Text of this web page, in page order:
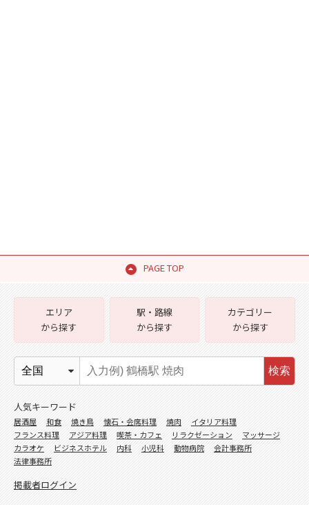
PAGE TOP
エリア
から探す
駅・路線
から探す
カテゴリー
から探す
検索
人気キーワード
居酒屋 和食 焼き鳥 懐石・会席料理 焼肉
イタリア料理
フランス料理
アジア料理 喫茶・カフェ リラクゼーション
マッサージ
カラオケ
ビジネスホテル 内科 小児科 動物病院
会計事務所
法律事務所
掲載者ログイン